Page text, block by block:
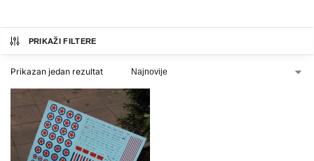
PRIKAŽI FILTERE
Prikazan jedan rezultat